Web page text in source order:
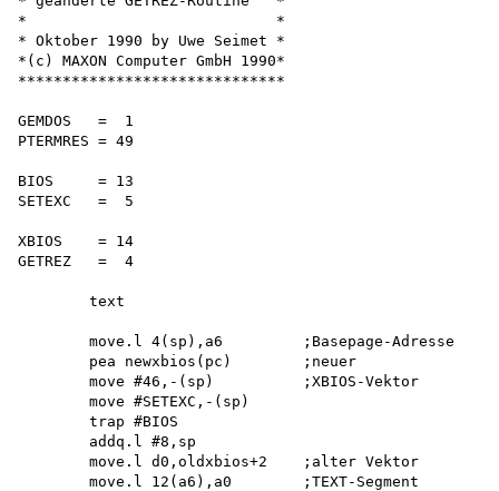
*                            *
* Oktober 1990 by Uwe Seimet *
*(c) MAXON Computer GmbH 1990*
******************************
GEMDOS   =  1
PTERMRES = 49
BIOS     = 13
SETEXC   =  5
XBIOS    = 14
GETREZ   =  4
        text
        move.l 4(sp),a6         ;Basepage-Adresse
        pea newxbios(pc)        ;neuer
        move #46,-(sp)          ;XBIOS-Vektor
        move #SETEXC,-(sp)
        trap #BIOS
        addq.l #8,sp
        move.l d0,oldxbios+2    ;alter Vektor
        move.l 12(a6),a0        ;TEXT-Segment